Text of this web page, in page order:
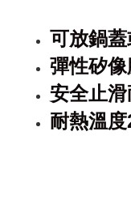
可放鍋
彈性矽
安全止
耐熱溫度